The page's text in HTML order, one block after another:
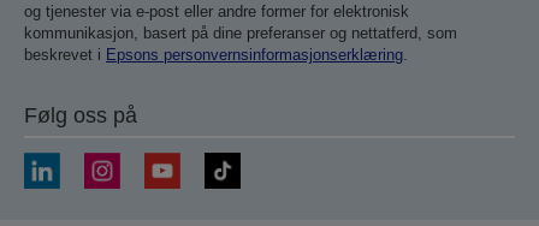
og tjenester via e-post eller andre former for elektronisk
kommunikasjon, basert på dine preferanser og nettatferd, som
beskrevet i Epsons personvernsinformasjonserklæring
Følg oss på